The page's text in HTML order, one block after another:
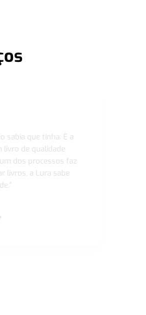
sabia que tinha. E a
livro de qualidade
dos processos faz
livros, a Lura sabe